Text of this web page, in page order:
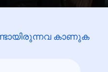
കാണുക